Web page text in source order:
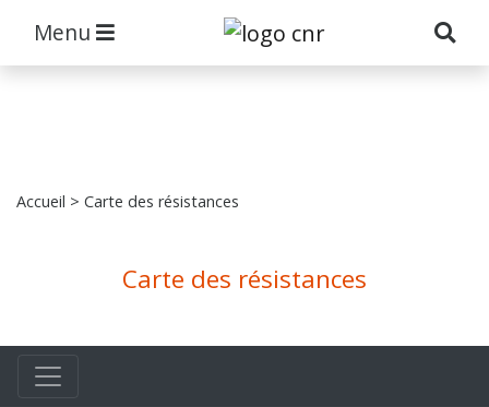
Menu
Accueil > Carte des résistances
Carte des résistances